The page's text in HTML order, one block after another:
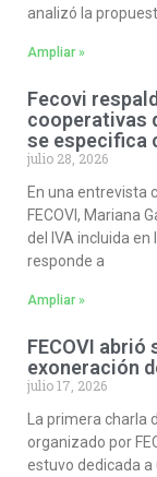
analizó la
Ampliar »
Fecovi
cooperativas
se especifica
julio 28, 2026
En una entrevista
FECOVI, Mariana
del IVA incluida
responde a
Ampliar »
FECOVI
exoneración
julio 17, 2026
La primera
organizado por
estuvo dedicada a